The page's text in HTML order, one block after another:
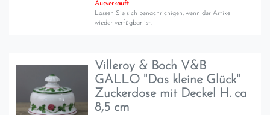
Ausverkauft
Lassen Sie sich benachrichigen, wenn der Artikel
wieder verfügbar ist.
Villeroy & Boch V&B
GALLO "Das kleine Glück"
Zuckerdose mit Deckel H. ca
8,5 cm